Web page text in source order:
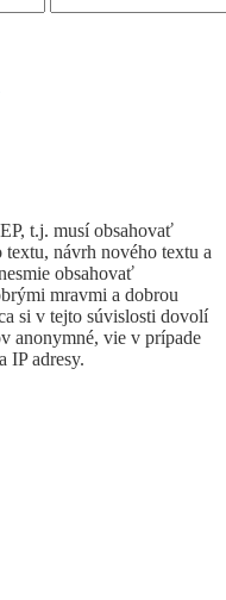
t.j. musí obsahovať
návrh nového textu a
obsahovať
mravmi a dobrou
si v tejto súvislosti dovolí
anonymné, vie v prípade
adresy.